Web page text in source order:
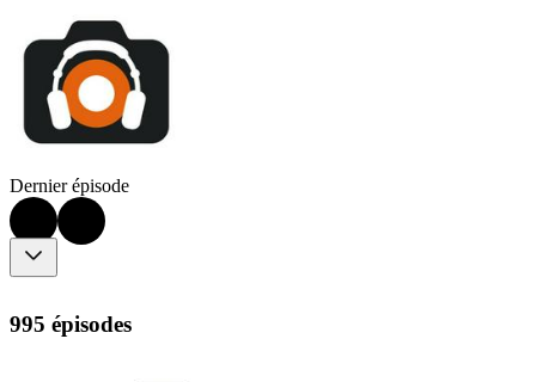
Dernier épisode
995 épisodes